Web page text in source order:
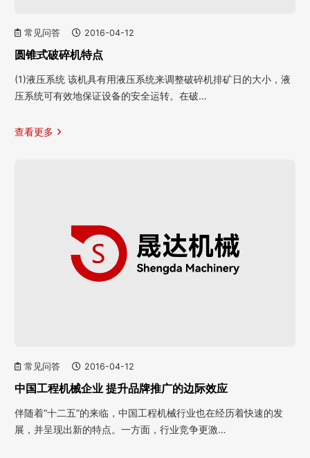
常见问答 2016-04-12
圆锥式破碎机特点
(1)液压系统 该机具有用液压系统来调整破碎机排矿日的大小，液
压系统可有效地保证设备的安全运转。在破…
查看更多
常见问答 2016-04-12
中国工程机械企业 提升品牌推广的边际效应
伴随着“十二五”的来临，中国工程机械行业也在经历着快速的发
展，并呈现出新的特点。一方面，行业竞争更激…